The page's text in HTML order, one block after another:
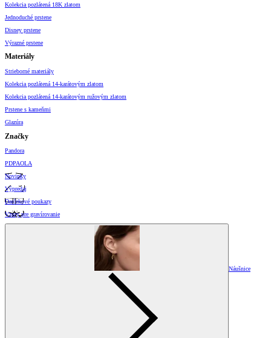
Kolekcia pozlátená 18K zlatom
Jednoduché prstene
Disney prstene
Výrazné prstene
Materiály
Strieborné materiály
Kolekcia pozlátená 14-karátovým zlatom
Kolekcia pozlátená 14-karátovým ružovým zlatom
Prstene s kameňmi
Glazúra
Značky
Pandora
PDPAOLA
Novinky
Výpredaj
Darčekové poukazy
Vzory pre gravírovanie
Náušnice